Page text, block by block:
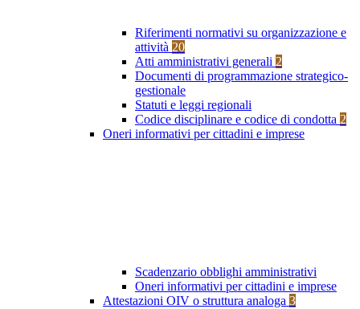
Riferimenti normativi su organizzazione e
attività 20
Atti amministrativi generali 2
Documenti di programmazione strategico-
gestionale
Statuti e leggi regionali
Codice disciplinare e codice di condotta 2
Oneri informativi per cittadini e imprese
Scadenzario obblighi amministrativi
Oneri informativi per cittadini e imprese
Attestazioni OIV o struttura analoga 3